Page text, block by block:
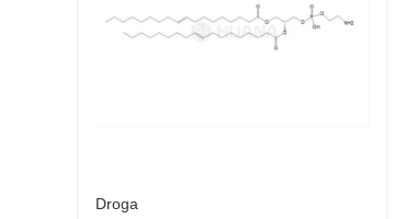
Droga